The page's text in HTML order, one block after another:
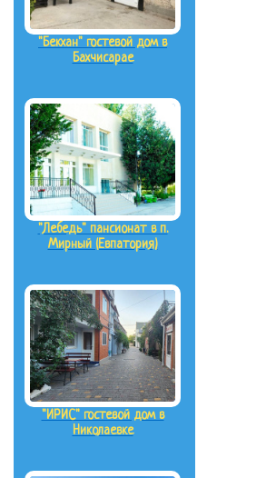
"Бекхан" гостевой дом в
Бахчисарае
"Лебедь" пансионат в п.
Мирный (Евпатория)
"ИРИС" гостевой дом в
Николаевке